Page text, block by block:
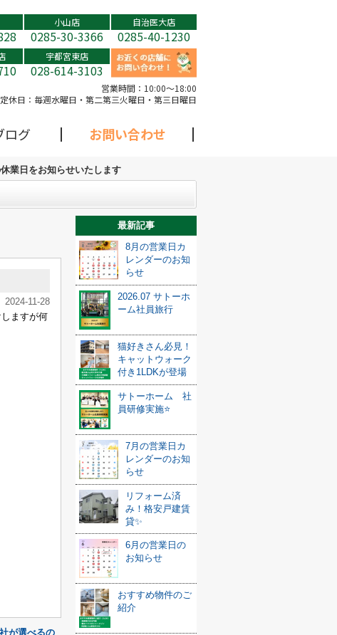
小山店
0285-30-3366
自治医大店
0285-40-1230
宇都宮東店
028-614-3103
営業時間： 10:00～18:00
定休日： 毎週水曜日・第二第三火曜日・第三日曜日
ログ お問い合わせ
業日をお知らせいたします
2024-11-28
ますが何
が選べるの
最新記事
8月の営業日カ
レンダーのお知
らせ
2026.07 サトーホ
ーム社員旅行
猫好きさん必見！
キャットウォーク
付き1LDKが登場
サトーホーム 社
員研修実施⭐️
7月の営業日カ
レンダーのお知
らせ
リフォーム済
み！格安戸建賃
貸✨
6月の営業日の
お知らせ
おすすめ物件のご
紹介